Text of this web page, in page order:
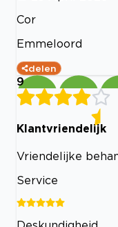
Cor
Emmeloord
delen
9
Klantvriendelijk
Vriendelijke
Service